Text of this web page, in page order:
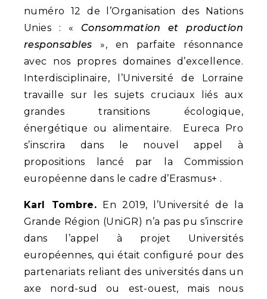
numéro 12 de l’Organisation des Nations
Unies : « Consommation et production
responsables », en parfaite résonnance
avec nos propres domaines d’excellence.
Interdisciplinaire, l’Université de Lorraine
travaille sur les sujets cruciaux liés aux
grandes transitions écologique,
énergétique ou alimentaire. Eureca Pro
s’inscrira dans le nouvel appel à
propositions lancé par la Commission
européenne dans le cadre d’Erasmus+ .
Karl Tombre. En 2019, l’Université de la
Grande Région (UniGR) n’a pas pu s’inscrire
dans l’appel à projet Universités
européennes, qui était configuré pour des
partenariats reliant des universités dans un
axe nord-sud ou est-ouest, mais nous